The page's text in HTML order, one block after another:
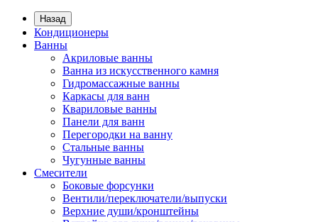
Назад
Кондиционеры
Ванны
Акриловые ванны
Ванна из искусственного камня
Гидромассажные ванны
Каркасы для ванн
Квариловые ванны
Панели для ванн
Перегородки на ванну
Стальные ванны
Чугунные ванны
Смесители
Боковые форсунки
Вентили/переключатели/выпуски
Верхние души/кронштейны